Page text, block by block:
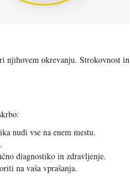
njihovem okrevanju. Strokovnost in
nudi vse na enem mestu.
diagnostiko in zdravljenje.
na vaša vprašanja.